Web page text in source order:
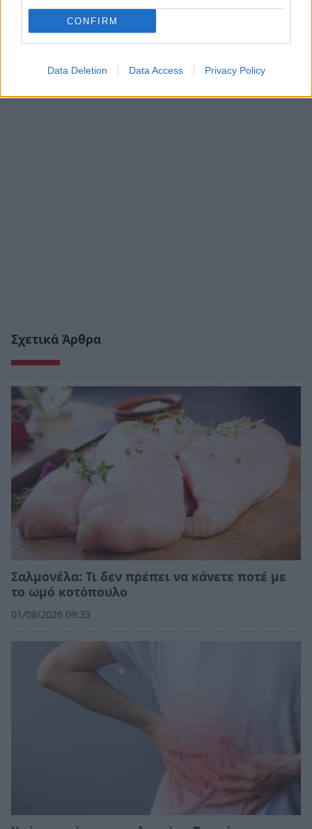
CONFIRM
Data Deletion Data Access Privacy Policy
Σχετικά Άρθρα
Σαλμονέλα: Τι δεν πρέπει να κάνετε ποτέ με
το ωμό κοτόπουλο
01/08/2026 09:33